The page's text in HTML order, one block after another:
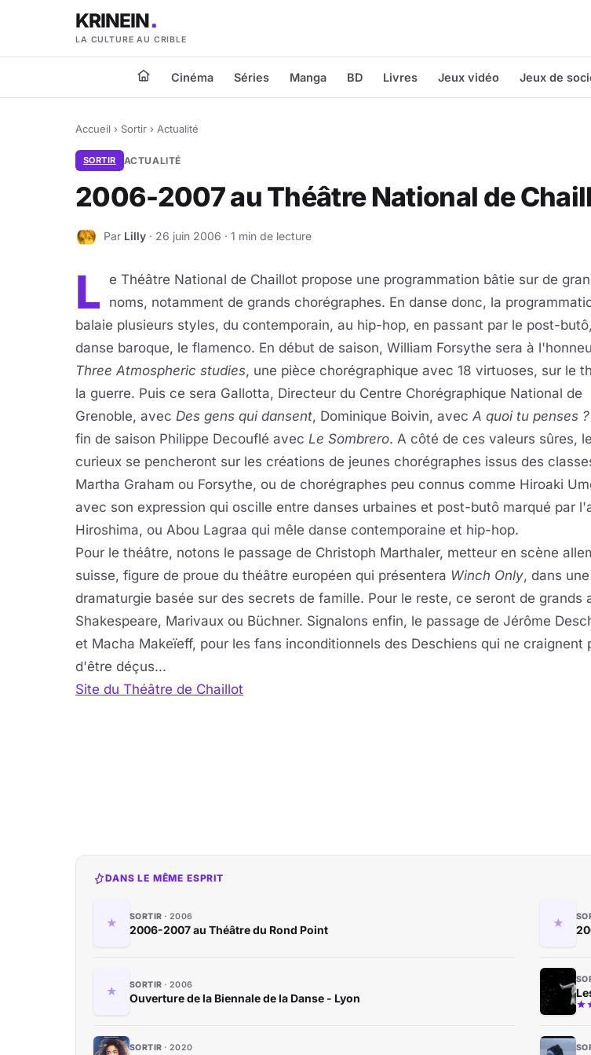
KRINEIN
LA CULTURE AU CRIBLE
Cinéma Séries Manga BD Livres Jeux vidéo Jeux de
Accueil › Sortir › Actualité
SORTIR ACTUALITÉ
2006-2007 au Théâtre National de
L Par Lilly · 26 juin 2006 · 1 min de lecture
L
e Théâtre National de Chaillot propose une programmation bâtie sur de
noms, notamment de grands chorégraphes. En danse donc, la
balaie plusieurs styles, du contemporain, au hip-hop, en passant par le post-
danse baroque, le flamenco. En début de saison, William Forsythe sera à
Three Atmospheric studies, une pièce chorégraphique avec 18 virtuoses, sur le
la guerre. Puis ce sera Gallotta, Directeur du Centre Chorégraphique National de
Grenoble, avec Des gens qui dansent, Dominique Boivin, avec A quoi tu penses ?
fin de saison Philippe Decouflé avec Le Sombrero. A côté de ces valeurs sûres,
curieux se pencheront sur les créations de jeunes chorégraphes issus des
Martha Graham ou Forsythe, ou de chorégraphes peu connus comme Hiroaki
avec son expression qui oscille entre danses urbaines et post-butô marqué par
Hiroshima, ou Abou Lagraa qui mêle danse contemporaine et hip-hop.
Pour le théâtre, notons le passage de Christoph Marthaler, metteur en scène
suisse, figure de proue du théâtre européen qui présentera Winch Only, dans une
dramaturgie basée sur des secrets de famille. Pour le reste, ce seront de grands
Shakespeare, Marivaux ou Büchner. Signalons enfin, le passage de Jérôme
et Macha Makeïeff, pour les fans inconditionnels des Deschiens qui ne craignent
d'être déçus...
Site du Théâtre de Chaillot
DANS LE MÊME ESPRIT
SORTIR 2006
2006-2007 au Théâtre du Rond Point
SORTIR 2006
Ouverture de la Biennale de la Danse - Lyon
SORTIR 2020